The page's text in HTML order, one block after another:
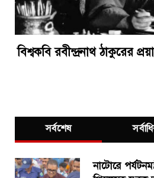
বিশ্বকবি রবীন্দ্রনাথ ঠাকুরের
সর্বশেষ
নাটোরে